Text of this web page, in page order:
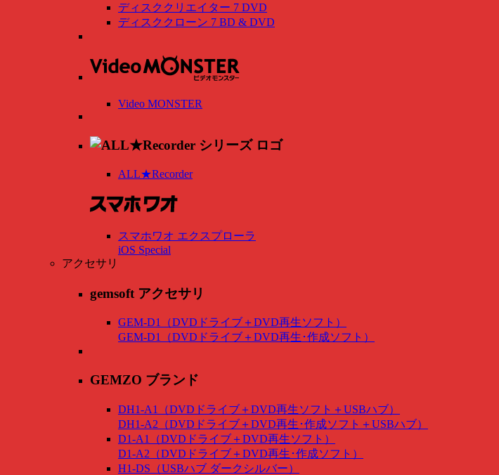
ディスククリエイター 7 DVD
ディスククローン 7 BD & DVD
Video MONSTER
ALL★Recorder
スマホワオ エクスプローラ
iOS Special
アクセサリ
gemsoft アクセサリ
GEM-D1（DVDドライブ＋DVD再生ソフト）
GEM-D1（DVDドライブ＋DVD再生･作成ソフト）
GEMZO ブランド
DH1-A1（DVDドライブ＋DVD再生ソフト＋USBハブ）
DH1-A2（DVDドライブ＋DVD再生･作成ソフト＋USBハブ）
D1-A1（DVDドライブ＋DVD再生ソフト）
D1-A2（DVDドライブ＋DVD再生･作成ソフト）
H1-DS（USBハブ ダークシルバー）